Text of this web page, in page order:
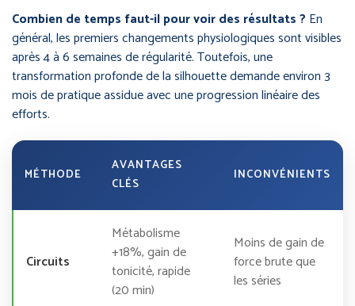
Combien de temps faut-il pour voir des résultats ? En
général, les premiers changements physiologiques sont visibles
après 4 à 6 semaines de régularité. Toutefois, une
transformation profonde de la silhouette demande environ 3
mois de pratique assidue avec une progression linéaire des
efforts.
MÉTHODE
AVANTAGES
CLÉS
INCONVÉNIENTS
Circuits
Métabolisme
+18%, gain de
tonicité, rapide
(20 min)
Moins de gain de
force brute que
les séries